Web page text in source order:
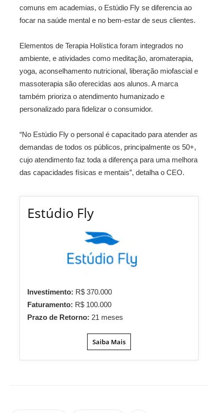
comuns em academias, o Estúdio Fly se diferencia ao
focar na saúde mental e no bem-estar de seus clientes.
Elementos de Terapia Holística foram integrados no
ambiente, e atividades como meditação, aromaterapia,
yoga, aconselhamento nutricional, liberação miofascial e
massoterapia são oferecidas aos alunos. A marca
também prioriza o atendimento humanizado e
personalizado para fidelizar o consumidor.
“No Estúdio Fly o personal é capacitado para atender as
demandas de todos os públicos, principalmente os 50+,
cujo atendimento faz toda a diferença para uma melhora
das capacidades físicas e mentais”, detalha o CEO.
Estúdio Fly
Investimento: R$ 370.000
Faturamento: R$ 100.000
Prazo de Retorno: 21 meses
Saiba Mais